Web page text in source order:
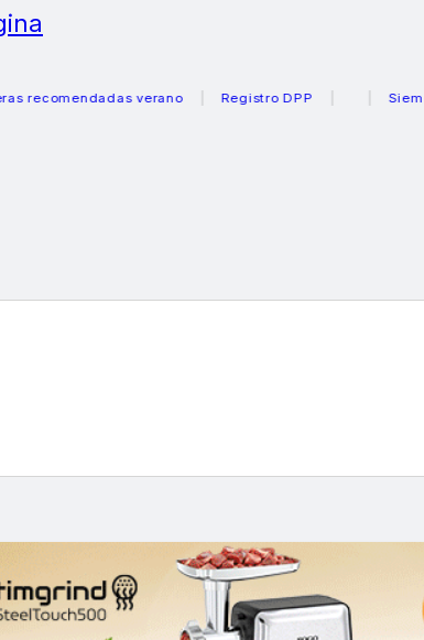
verano Registro DPP Siemens